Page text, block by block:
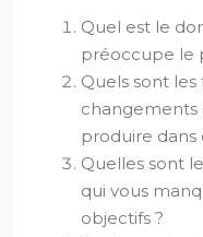
Quel est le
préoccupe le
Quels sont
changements
produire dans
Quelles sont
qui vous
objectifs ?